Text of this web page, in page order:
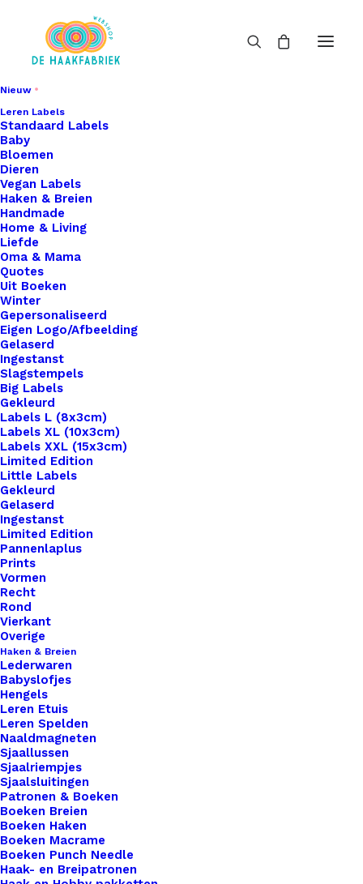
Nieuw
Leren Labels
Standaard Labels
Baby
Bloemen
Dieren
Vegan Labels
Haken & Breien
Handmade
Home & Living
Liefde
Oma & Mama
Quotes
Uit Boeken
Winter
Gepersonaliseerd
Eigen Logo/Afbeelding
Gelaserd
Ingestanst
Slagstempels
Big Labels
Gekleurd
Labels L (8x3cm)
Labels XL (10x3cm)
Labels XXL (15x3cm)
Limited Edition
Little Labels
Gekleurd
Gelaserd
Ingestanst
Limited Edition
Pannenlaplus
Prints
Vormen
Recht
Rond
Vierkant
Overige
Haken & Breien
Lederwaren
Babyslofjes
Hengels
Leren Etuis
Leren Spelden
Naaldmagneten
Sjaallussen
Sjaalriempjes
Sjaalsluitingen
Patronen & Boeken
Boeken Breien
Boeken Haken
Boeken Macrame
Boeken Punch Needle
Haak- en Breipatronen
Home
Hobby
Darice • Plastic Stramien 26X34cm Silver Metallic
Mesh:7
Darice • Plastic
Stramien 26X34cm
Silver Metallic
Mesh:7
€1,99
Ontdek de veelzijdigheid van plastic stramien:
perfect voor al uw knutsel- en decoratieprojecten!
Van duurzame constructies tot kleurrijke creaties,
dit flexibele materiaal biedt eindeloze
mogelijkheden. Bestel nu voor hoogwaardige
kwaliteit en onbeperkte creativiteit.
2 op voorraad